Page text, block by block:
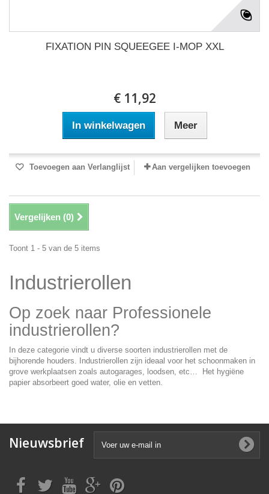
FIXATION PIN SQUEEGEE I-MOP XXL
€ 11,92
In winkelwagen Meer
Toevoegen aan Verlanglijst Aan vergelijken toevoegen
Vergelijken (0)
Toont 1 - 5 van de 5 items
Industrierollen
Op zoek naar Professionele
industrierollen?
In deze categorie vindt u diverse soorten industrierollen met de
bijhorende houders. Industrierollen zijn ideaal voor het schoonmaken in
grove werkplaatsen zoals autogarages, loodsen, etc… Het hygiëne
papier absorbeert goed water, olie en vetten.
Nieuwsbrief